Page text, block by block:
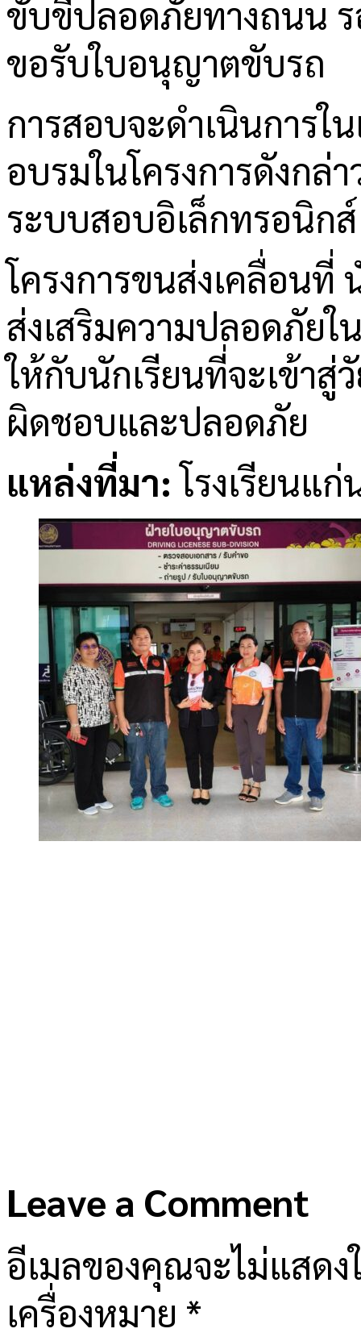
ขับขี่ปลอดภัยทางถนน ร
ขอรับใบอนุญาตขับรถ
การสอบจะดำเนินการใ
อบรมในโครงการดังกล่
ระบบสอบอิเล็กทรอนิกส์
โครงการขนส่งเคลื่อน
ส่งเสริมความปลอดภัยใ
ให้กับนักเรียนที่จะเข้าสู่
ผิดชอบและปลอดภัย
แหล่งที่มา: โรงเรียนแ
Leave a Comment
อีเมลของคุณจะไม่แสด
เครื่องหมาย *